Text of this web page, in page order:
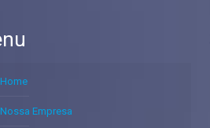
Home
Nossa Empresa